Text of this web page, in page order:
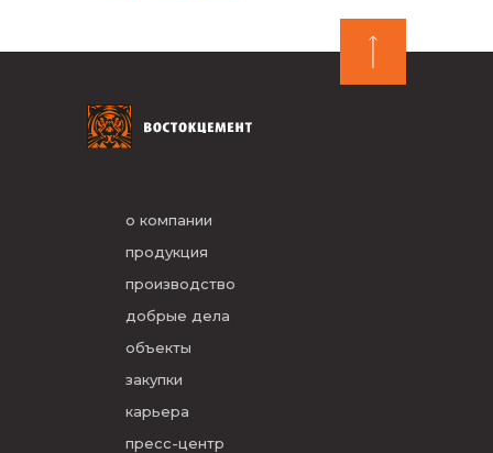
о компании
продукция
производство
добрые дела
объекты
закупки
карьера
пресс-центр